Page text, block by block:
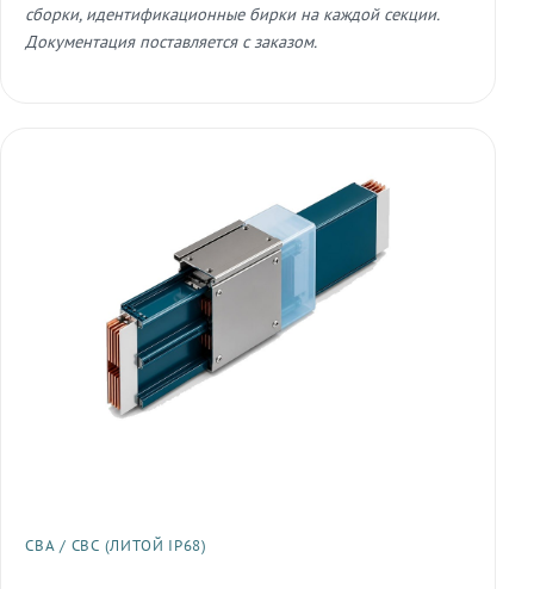
сборки, идентификационные бирки на каждой секции.
Документация поставляется с заказом.
СВА / СВС (ЛИТОЙ IP68)